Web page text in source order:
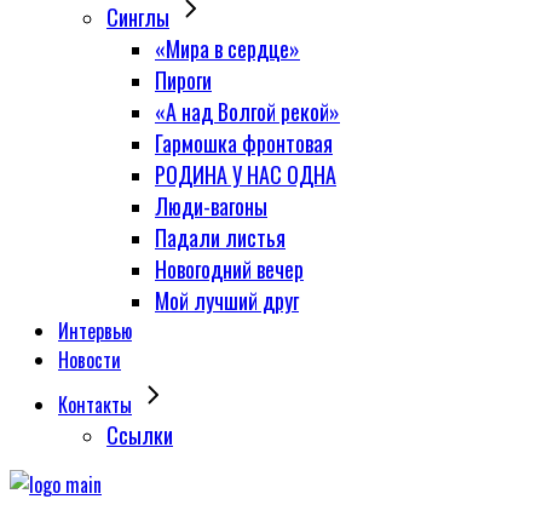
Синглы
«Мира в сердце»
Пироги
«А над Волгой рекой»
Гармошка фронтовая
РОДИНА У НАС ОДНА
Люди-вагоны
Падали листья
Новогодний вечер
Мой лучший друг
Интервью
Новости
Контакты
Сcылки